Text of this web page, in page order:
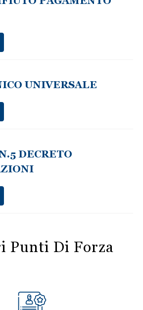
UNIVERSALE
DECRETO
Punti Di Forza